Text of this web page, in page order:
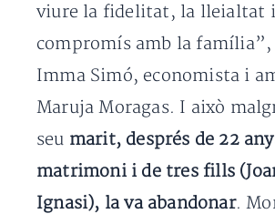
viure la fidelitat, la lleialtat
compromís amb la família”,
Imma Simó, economista i
Maruja Moragas. I això
seu marit, després de 22
matrimoni i de tres fills
Ignasi), la va abandonar.